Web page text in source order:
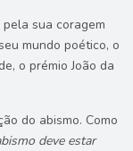
sua coragem
mundo poético, o
o prémio João da
do abismo. Como
deve estar